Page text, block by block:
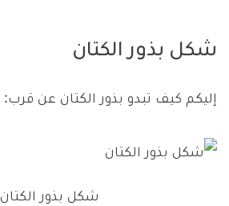
شكل بذور الكتان
إليكم كيف تبدو بذور الكتان عن قرب:
شكل بذور الكتان